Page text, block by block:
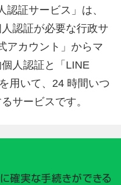
認証サービス」は、
認証が必要な行政サ
アカウント」からマ
人認証と「LINE
用いて、24 時間いつ
サービスです。